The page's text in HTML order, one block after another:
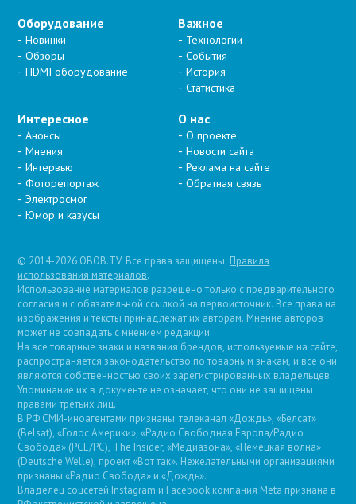
Оборудование
Новинки
Обзоры
HDMI оборудование
Важное
Технологии
События
История
Статистика
Интересное
Анонсы
Мнения
Интервью
Фоторепортаж
Электросмог
Юмор и казусы
О нас
О проекте
Новости сайта
Реклама на сайте
Обратная связь
© 2014-2026 OBOB.TV. Все права защищены. Правила
использования материалов.
Использование материалов разрешено только с предварительного
согласия и с обязательной ссылкой на первоисточник. Все права на
изображения и тексты принадлежат их авторам. Мнение авторов
может не совпадать с мнением редакции.
На все товарные знаки и названия брендов, используемые на сайте,
распространяется законодательство по товарным знакам, и все они
являются собственностью своих зарегистрированных владельцев.
Упоминание их в документе не означает, что они не защищены
правами третьих лиц.
В РФ СМИ-иноагентами признаны: телеканал «Дождь», «Белсат»
(Belsat), «Голос Америки», «Радио Свободная Европа/Радио
Свобода» (PCE/PC), The Insider, «Медиазона», «Немецкая волна»
(Deutsche Welle), проект «Вот так». Нежелательными организациями
признаны «Радио Свобода» и «Дождь».
Владелец соцсетей Instagram и Facebook компания Metа признана в